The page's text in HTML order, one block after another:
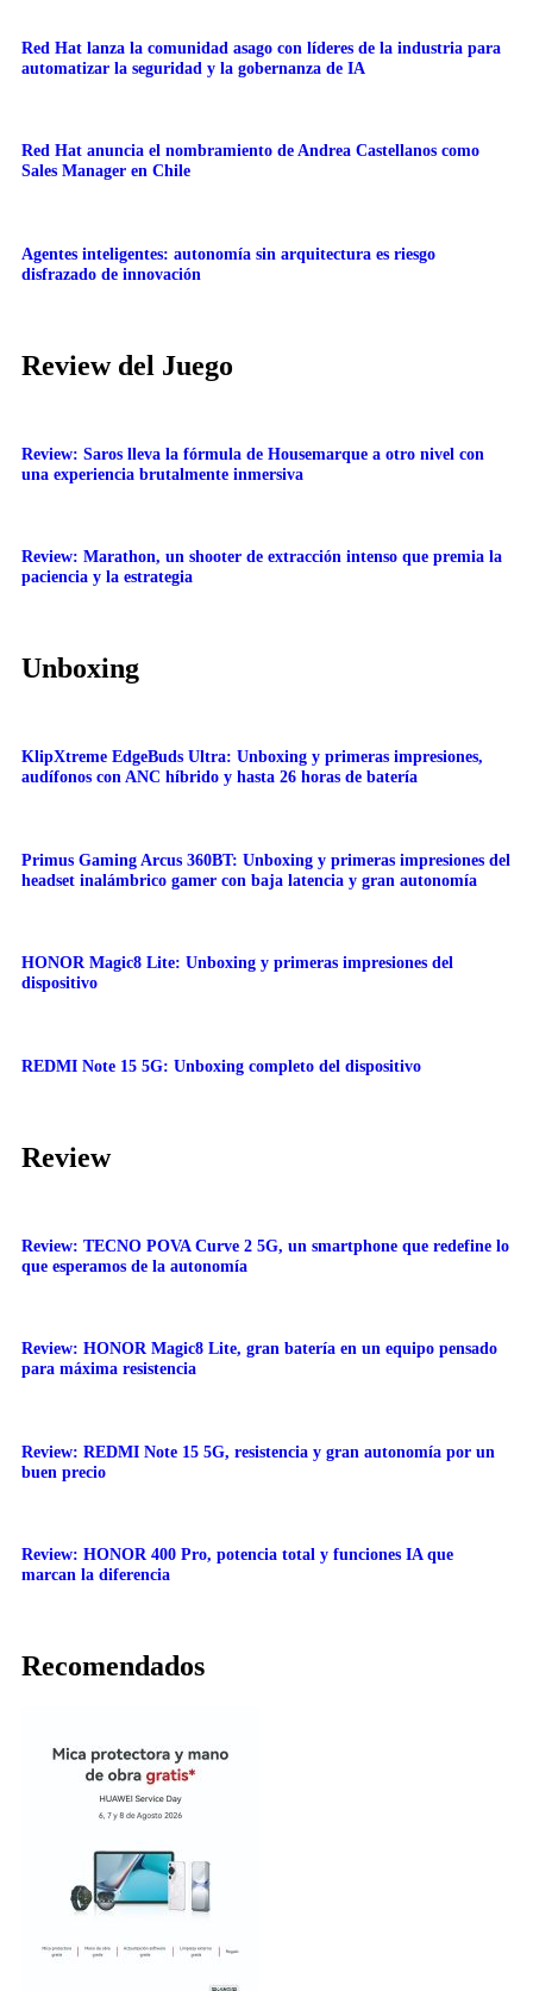
Red Hat lanza la comunidad asago con líderes de la industria para
automatizar la seguridad y la gobernanza de IA
Red Hat anuncia el nombramiento de Andrea Castellanos como
Sales Manager en Chile
Agentes inteligentes: autonomía sin arquitectura es riesgo
disfrazado de innovación
Review del Juego
Review: Saros lleva la fórmula de Housemarque a otro nivel con
una experiencia brutalmente inmersiva
Review: Marathon, un shooter de extracción intenso que premia la
paciencia y la estrategia
Unboxing
KlipXtreme EdgeBuds Ultra: Unboxing y primeras impresiones,
audífonos con ANC híbrido y hasta 26 horas de batería
Primus Gaming Arcus 360BT: Unboxing y primeras impresiones del
headset inalámbrico gamer con baja latencia y gran autonomía
HONOR Magic8 Lite: Unboxing y primeras impresiones del
dispositivo
REDMI Note 15 5G: Unboxing completo del dispositivo
Review
Review: TECNO POVA Curve 2 5G, un smartphone que redefine lo
que esperamos de la autonomía
Review: HONOR Magic8 Lite, gran batería en un equipo pensado
para máxima resistencia
Review: REDMI Note 15 5G, resistencia y gran autonomía por un
buen precio
Review: HONOR 400 Pro, potencia total y funciones IA que
marcan la diferencia
Recomendados